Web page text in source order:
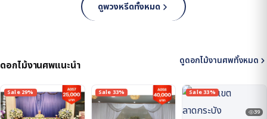
ดูพวงหรีดทั้งหมด
ดอกไม้งานศพแนะนำ ดูดอกไม้งานศพทั้งหมด
Sale 29% Sale 33% Sale 33%
39